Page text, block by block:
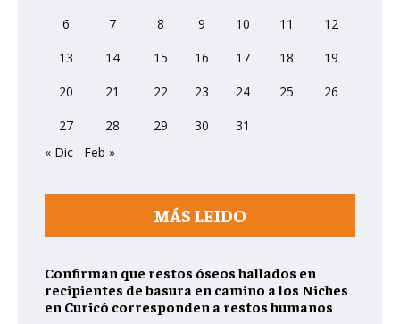
6
7 8 9 10 11
12
13
14 15 16 17 18
19
20
21 22 23 24 25
26
27
28 29 30
31
« Dic
Feb »
MÁS LEIDO
Confirman que restos óseos hallados en
recipientes de basura en camino a los Niches
en Curicó corresponden a restos humanos